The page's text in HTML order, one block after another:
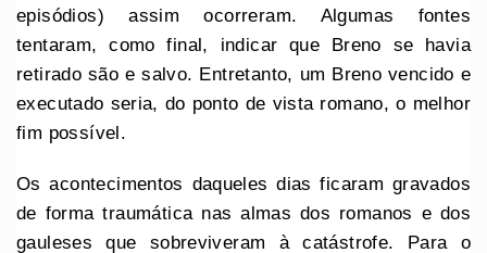
episódios) assim ocorreram. Algumas fontes
tentaram, como final, indicar que Breno se havia
retirado são e salvo. Entretanto, um Breno vencido e
executado seria, do ponto de vista romano, o melhor
fim possível.
Os acontecimentos daqueles dias ficaram gravados
de forma traumática nas almas dos romanos e dos
gauleses que sobreviveram à catástrofe. Para o